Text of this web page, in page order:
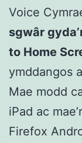
Voice
sgwâr
to Home
ymddangos
Mae modd
iPad ac
Firefox